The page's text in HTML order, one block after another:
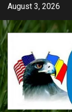
Skip
content
August 3, 2026